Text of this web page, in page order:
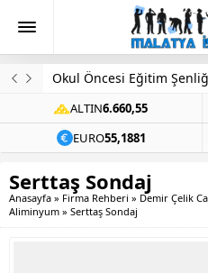
Okul Öncesi Eğitim
ALTIN6.660,55
EURO55,1881
Serttaş Sondaj
Anasayfa » Firma Rehberi » Demir Çelik
Aliminyum » Serttaş Sondaj